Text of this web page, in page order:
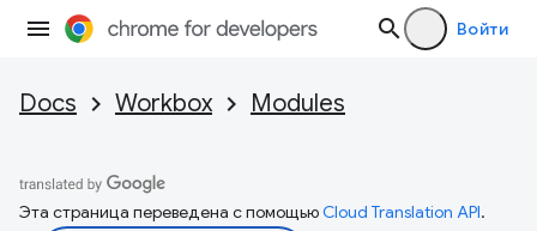
Войти
Docs Workbox Modules
Эта страница переведена с помощьюCloud Translation API.